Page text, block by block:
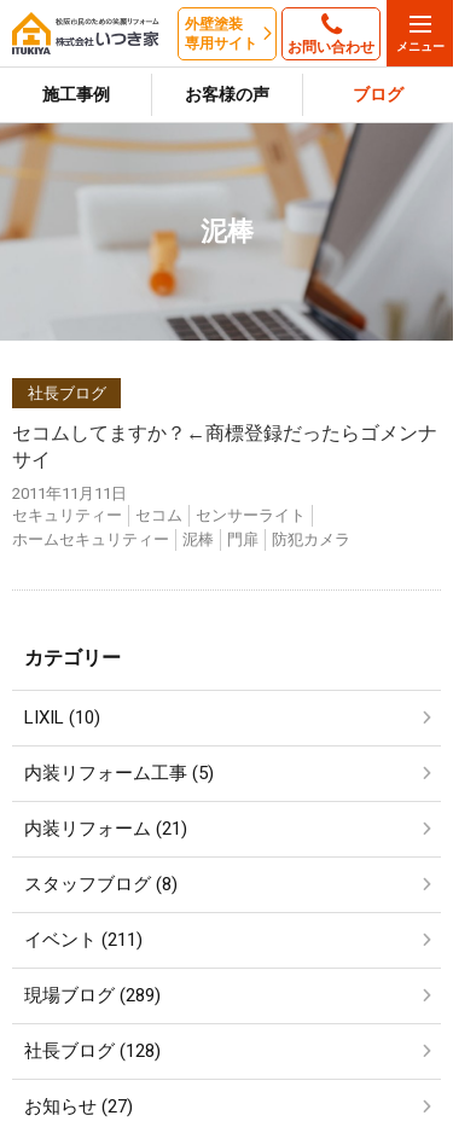
外壁塗装
専用サイト
お問い合わせ
施工事例 お客様の声 ブログ
泥棒
社長ブログ
セコムしてますか？←商標登録だったらゴメンナ
サイ
2011年11月11日
セキュリティー
セコム
センサーライト
ホームセキュリティー
泥棒 門扉 防犯カメラ
カテゴリー
LIXIL (10)
内装リフォーム工事 (5)
内装リフォーム (21)
スタッフブログ (8)
イベント (211)
現場ブログ (289)
社長ブログ (128)
お知らせ (27)